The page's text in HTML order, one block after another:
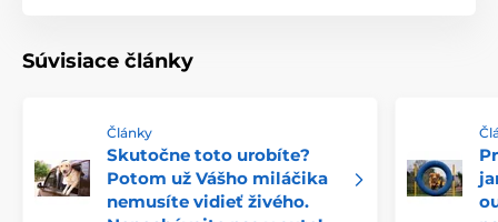
Súvisiace články
Články
Skutočne toto urobíte?
Potom už Vášho miláčika
nemusíte vidieť živého.